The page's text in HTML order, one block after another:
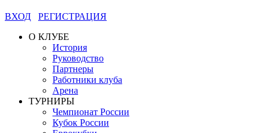
ВХОД
РЕГИСТРАЦИЯ
О КЛУБЕ
История
Руководство
Партнеры
Работники клуба
Арена
ТУРНИРЫ
Чемпионат России
Кубок России